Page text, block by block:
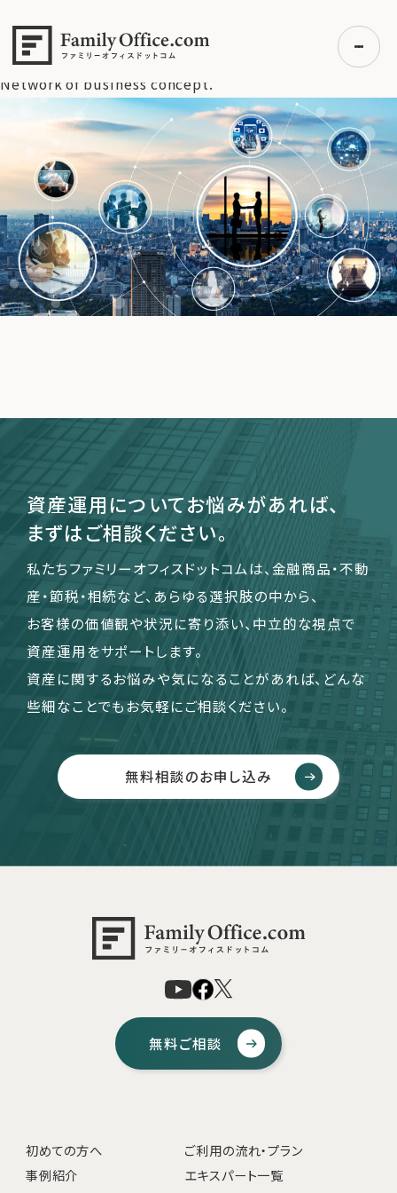
初めての方へ
ご利用の流れ・プラン
事例紹介
エキスパート一覧
無料講座
コラム
運営会社
ファミリーオフィスとは
関連書籍
メールマガジン登録
よくある質問
ポートフォリオ戦略>Network of business concept.
Network of business concept.
資産運用についてお悩みがあれば、
まずはご相談ください。
私たちファミリーオフィスドットコムは、金融商品・不動
産・節税・相続など、あらゆる選択肢の中から、
お客様の価値観や状況に寄り添い、中立的な視点で
資産運用をサポートします。
資産に関するお悩みや気になることがあれば、どんな
些細なことでもお気軽にご相談ください。
無料相談のお申し込み
無料ご相談
初めての方へ
ご利用の流れ・プラン
事例紹介
エキスパート一覧